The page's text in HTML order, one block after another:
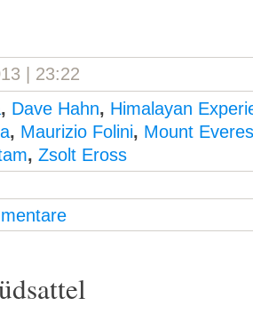
| 23:22
, Dave Hahn, Himalayan
, Maurizio Folini, Mount
, Zsolt Eross